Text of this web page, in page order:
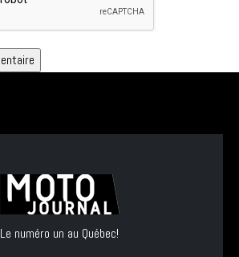
Le numéro un au Québec!